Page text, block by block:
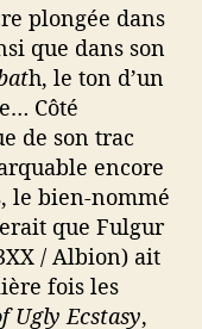
plongée dans
que dans son
h, le ton d’un
Côté
de son trac
encore
le bien-nommé
que Fulgur
/ Albion) ait
fois les
Ugly Ecstasy,